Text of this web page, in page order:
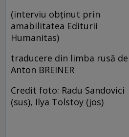
(interviu obținut prin
amabilitatea Editurii
Humanitas)
traducere din limba rusă de
Anton BREINER
Credit foto: Radu Sandovici
(sus), Ilya Tolstoy (jos)